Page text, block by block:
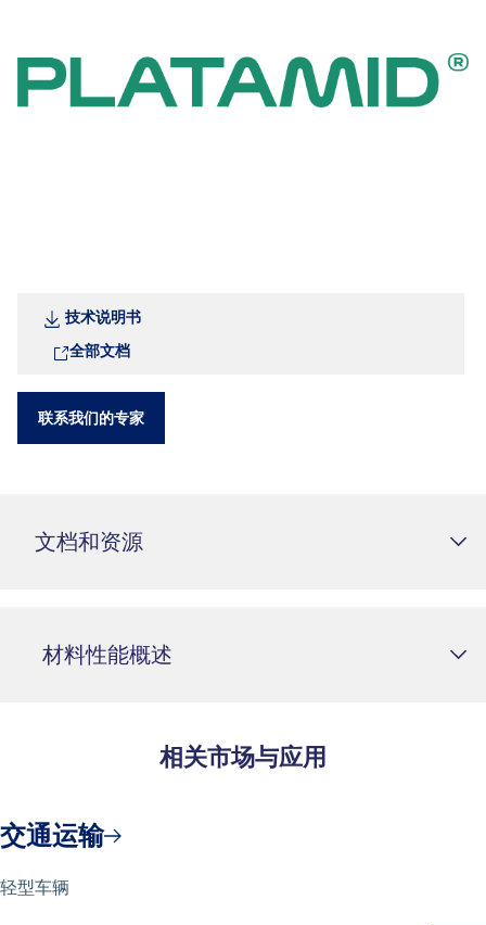
技术说明书
全部文档
联系我们的专家
文档和资源
材料性能概述
相关市场与应用
交通运输
轻型车辆